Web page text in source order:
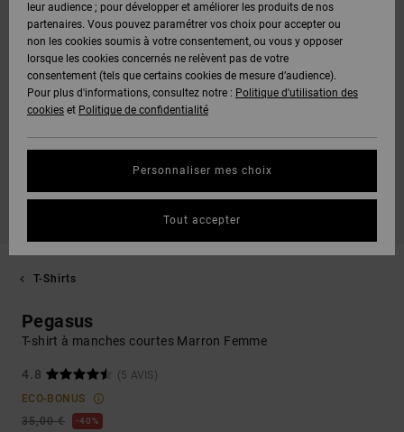
T-Shirts
Pegasus
T-shirt à manches courtes Marron Femme
4.8
(5 AVIS)
ECO-BONUS
35,00 €
40%
leur audience ; pour développer et améliorer les produits de nos
partenaires. Vous pouvez paramétrer vos choix pour accepter ou
non les cookies soumis à votre consentement, ou vous y opposer
lorsque les cookies concernés ne relèvent pas de votre
consentement (tels que certains cookies de mesure d’audience).
Pour plus d'informations, consultez notre : Politique d'utilisation des
cookies et Politique de confidentialité
Personnaliser mes choix
Tout accepter